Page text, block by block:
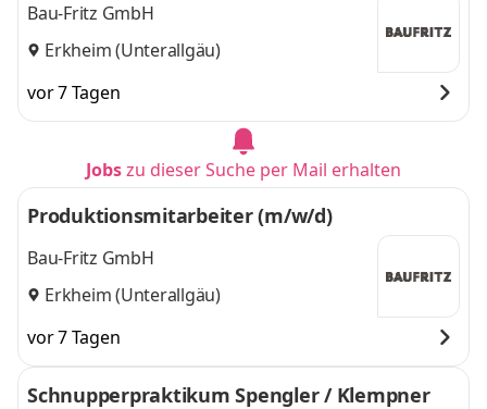
Bau-Fritz GmbH
Erkheim (Unterallgäu)
vor 7 Tagen
Jobszu dieser Suche per Mail erhalten
Produktionsmitarbeiter (m/w/d)
Bau-Fritz GmbH
Erkheim (Unterallgäu)
vor 7 Tagen
Schnupperpraktikum Spengler / Klempner